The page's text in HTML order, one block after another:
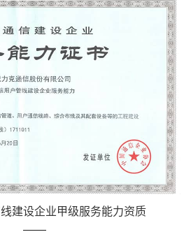
建设企业甲级服务能力资质